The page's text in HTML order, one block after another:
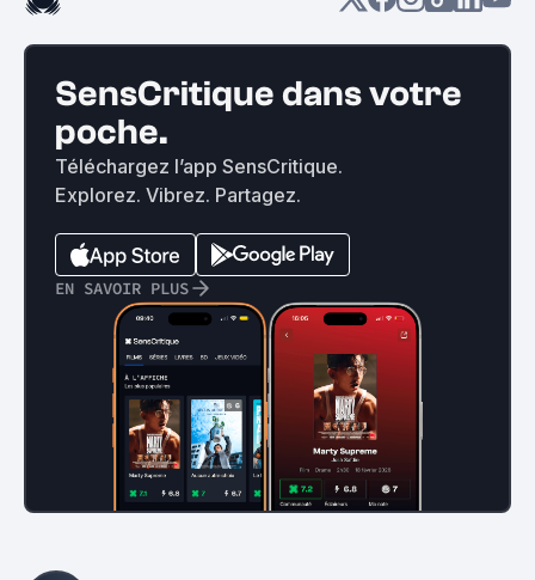
SensCritique dans votre
poche.
Téléchargez l’app SensCritique.
Explorez. Vibrez. Partagez.
EN SAVOIR PLUS